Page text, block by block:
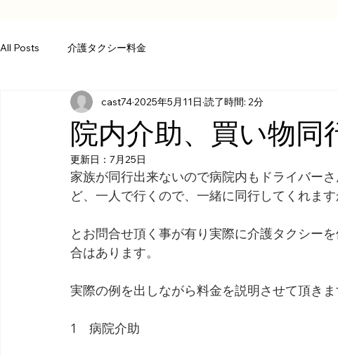
All Posts 介護タクシー料金
院内介助、買い物同
cast742025年5月11日 読了時間: 2分
更新日： 7月25日
家族が同行出来ないので病院内もドライバー
ど、一人で行くので、一緒に同行してくれます
とお問合せ頂く事が有り実際に介護タクシー
合はあります。
実際の例を出しながら料金を説明させて頂き
1　病院介助